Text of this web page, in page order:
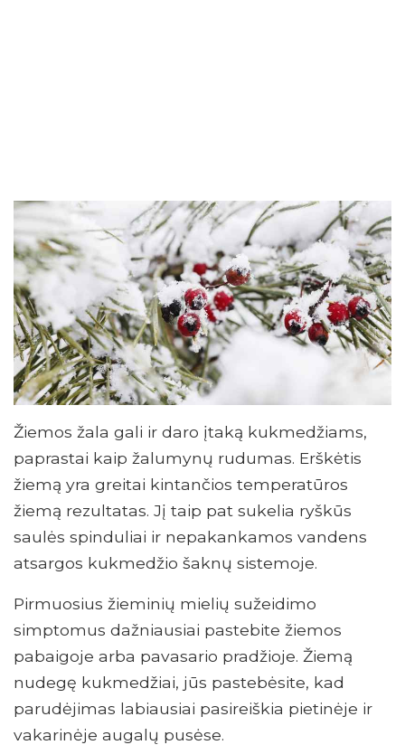
Žiemos žala gali ir daro įtaką kukmedžiams,
paprastai kaip žalumynų rudumas. Erškėtis
žiemą yra greitai kintančios temperatūros
žiemą rezultatas. Jį taip pat sukelia ryškūs
saulės spinduliai ir nepakankamos vandens
atsargos kukmedžio šaknų sistemoje.
Pirmuosius žieminių mielių sužeidimo
simptomus dažniausiai pastebite žiemos
pabaigoje arba pavasario pradžioje. Žiemą
nudegę kukmedžiai, jūs pastebėsite, kad
parudėjimas labiausiai pasireiškia pietinėje ir
vakarinėje augalų pusėse.